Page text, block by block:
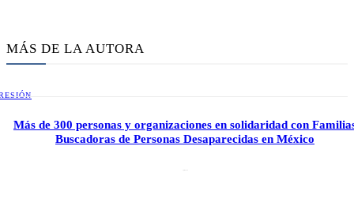
MÁS DE LA AUTORA
Más de 300 personas y organizaciones en solidaridad con
Buscadoras de Personas Desaparecidas en México